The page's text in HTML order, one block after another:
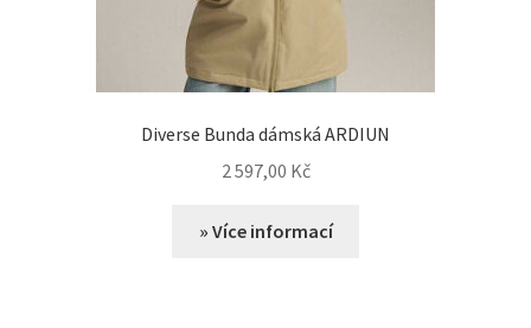
Diverse Bunda dámská ARDIUN
2 597,00 Kč
» Více informací